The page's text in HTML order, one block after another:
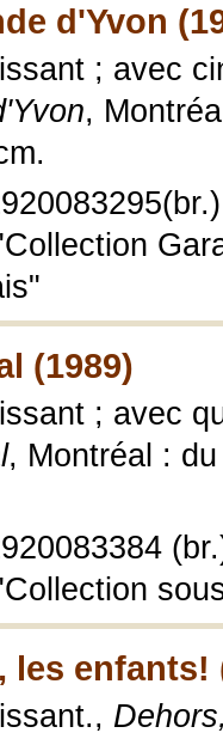
d'Yvon
; avec
,
(1989)
; avec
, Montréal :
les enfants!